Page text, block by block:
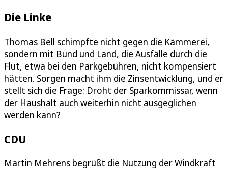
Die Linke
Thomas Bell schimpfte nicht gegen die Kämmerei,
sondern mit Bund und Land, die Ausfälle durch die
Flut, etwa bei den Parkgebühren, nicht kompensiert
hätten. Sorgen macht ihm die Zinsentwicklung, und er
stellt sich die Frage: Droht der Sparkommissar, wenn
der Haushalt auch weiterhin nicht ausgeglichen
werden kann?
CDU
Martin Mehrens begrüßt die Nutzung der Windkraft